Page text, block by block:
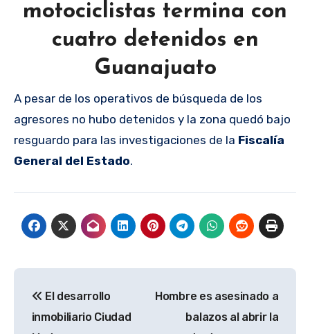
motociclistas termina con
cuatro detenidos en
Guanajuato
A pesar de los operativos de búsqueda de los
agresores no hubo detenidos y la zona quedó bajo
resguardo para las investigaciones de la Fiscalía
General del Estado.
de
El desarrollo
inmobiliario Ciudad
Hombre es asesinado a
balazos al abrir la